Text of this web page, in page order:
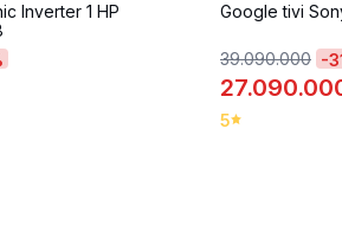
Inverter 1 HP
Google tivi
39.090.000 -
5